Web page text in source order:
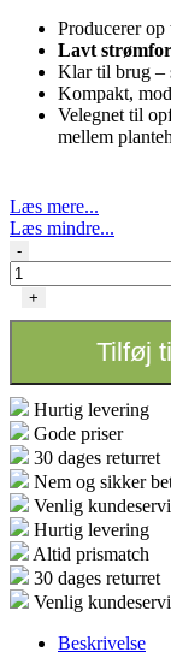
Producerer op
Lavt
Klar til brug –
Kompakt,
Velegnet til
mellem
Læs mere...
Læs mindre...
OZONIZER
18W
–
-
+
Tilføj
Hurtig levering
Gode priser
30 dages returret
Nem og sikker
Venlig
Hurtig levering
Altid prismatch
30 dages returret
Venlig
Beskrivelse